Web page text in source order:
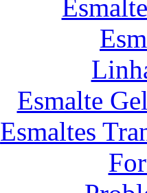
Esmalte
Esmaltes